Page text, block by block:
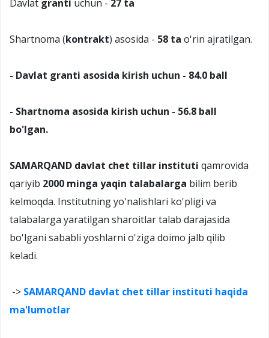
Davlat granti uchun - 27 ta
Shartnoma (kontrakt) asosida - 58 ta o'rin ajratilgan.
- Davlat granti asosida kirish uchun - 84.0 ball
- Shartnoma asosida kirish uchun - 56.8 ball
bo'lgan.
SAMARQAND davlat chet tillar instituti qamrovida
qariyib 2000 minga yaqin talabalarga bilim berib
kelmoqda. Institutning yo'nalishlari ko'pligi va
talabalarga yaratilgan sharoitlar talab darajasida
bo'lgani sababli yoshlarni o'ziga doimo jalb qilib
keladi.
-> SAMARQAND davlat chet tillar instituti haqida
ma'lumotlar